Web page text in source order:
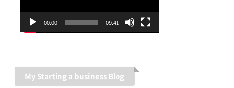
ー
00:00 09:41
My Starting a business Blog